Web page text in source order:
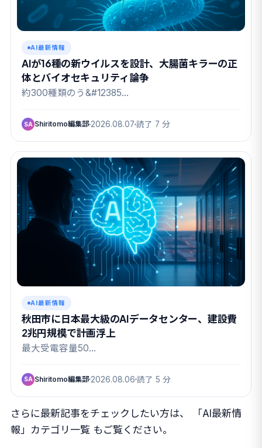
AI最新情報
AIが16種の新ウイルスを設計、大腸菌キラーの正
体とバイオセキュリティ論争
約300種類のう&#12385…
SA Shiritomo編集部 2026.08.07 読了 7 分
AI最新情報
秋田市に日本最大級のAIデータセンター、建設費
2兆円規模で計画浮上
最大受電容量50…
SA Shiritomo編集部 2026.08.06 読了 5 分
さらに最新記事をチェックしたい方は、
「AI最新情
報」カテゴリ一覧 もご覧ください。